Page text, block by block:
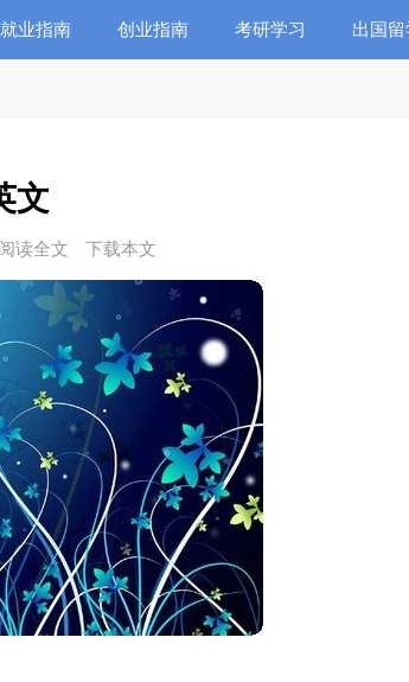
就业指南 创业指南 考研学习 出国留
文
阅读全文 下载本文